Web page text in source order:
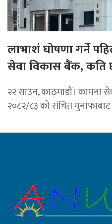
लाभाशं घोषणा गर्ने
सेवा विकास बैंक, कति
२२ साउन, काठमाडाैं।
२०८२/८३ को संचित